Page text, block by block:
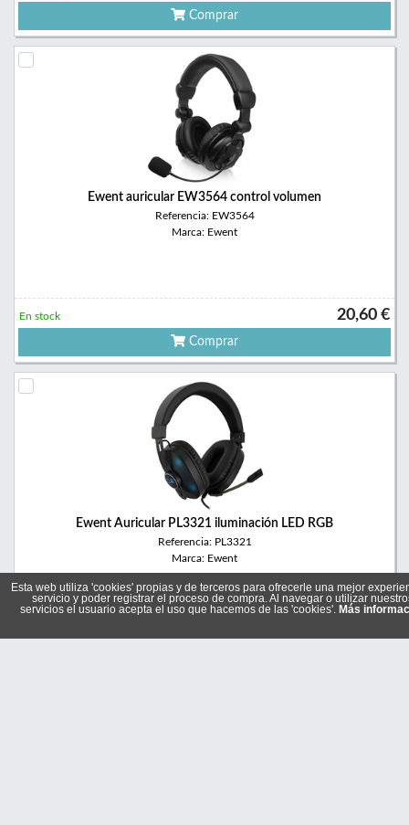
Comprar
Ewent auricular EW3564 control volumen
Referencia: EW3564
Marca: Ewent
20,60 €
En stock
Comprar
Ewent Auricular PL3321 iluminación LED RGB
Referencia: PL3321
Marca: Ewent
20,85 €
En stock
Esta web utiliza 'cookies' propias y de terceros para ofrecerle una mejor
servicio y poder registrar el proceso de compra. Al navegar o utilizar
servicios el usuario acepta el uso que hacemos de las 'cookies'. Más